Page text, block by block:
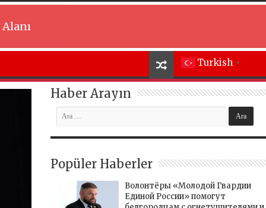
Turkish ▼
Haber Arayın
Popüler Haberler
Волонтёры «Молодой Гвардии
Единой России» помогут